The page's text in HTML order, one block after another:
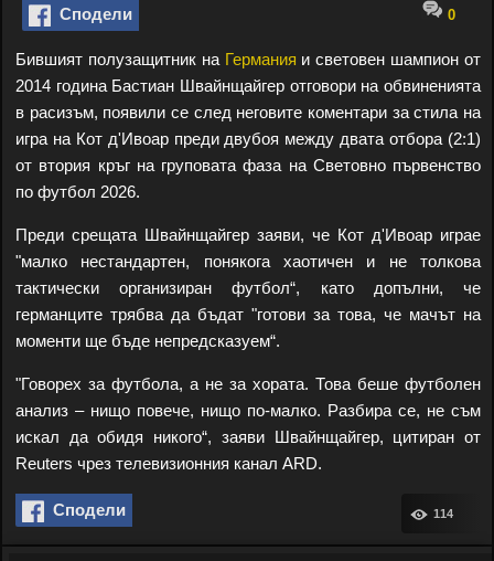
Сподели 0
Бившият полузащитник на Германия и световен шампион от
2014 година Бастиан Швайнщайгер отговори на обвиненията
в расизъм, появили се след неговите коментари за стила на
игра на Кот д'Ивоар преди двубоя между двата отбора (2:1)
от втория кръг на груповата фаза на Световно първенство
по футбол 2026.
Преди срещата Швайнщайгер заяви, че Кот д'Ивоар играе
"малко нестандартен, понякога хаотичен и не толкова
тактически организиран футбол“, като допълни, че
германците трябва да бъдат "готови за това, че мачът на
моменти ще бъде непредсказуем“.
"Говорех за футбола, а не за хората. Това беше футболен
анализ – нищо повече, нищо по-малко. Разбира се, не съм
искал да обидя никого“, заяви Швайнщайгер, цитиран от
Reuters чрез телевизионния канал ARD.
Сподели 114